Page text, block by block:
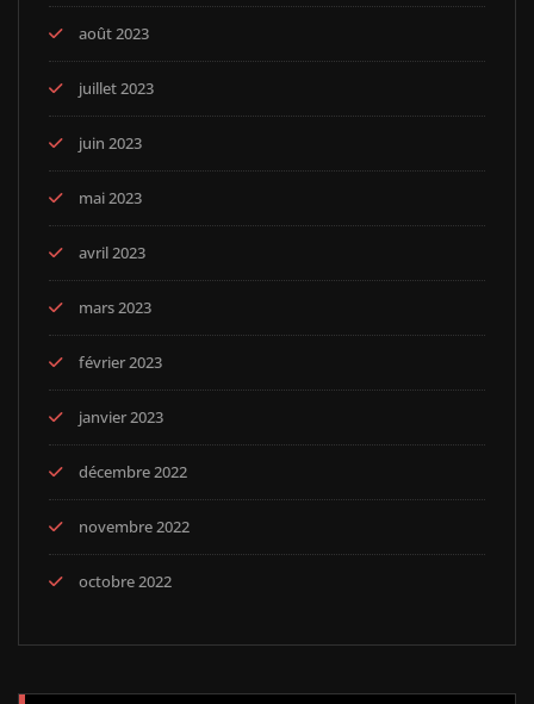
août 2023
juillet 2023
juin 2023
mai 2023
avril 2023
mars 2023
février 2023
janvier 2023
décembre 2022
novembre 2022
octobre 2022